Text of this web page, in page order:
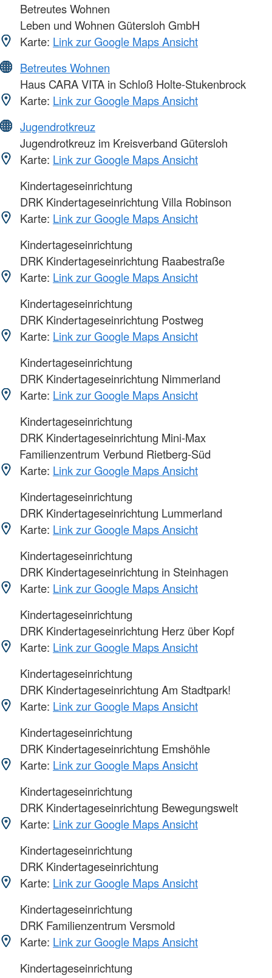
Betreutes Wohnen
Leben und Wohnen Gütersloh GmbH
Karte: Link zur Google Maps Ansicht
Betreutes Wohnen
Haus CARA VITA in Schloß Holte-Stukenbrock
Karte: Link zur Google Maps Ansicht
Jugendrotkreuz
Jugendrotkreuz im Kreisverband Gütersloh
Karte: Link zur Google Maps Ansicht
Kindertageseinrichtung
DRK Kindertageseinrichtung Villa Robinson
Karte: Link zur Google Maps Ansicht
Kindertageseinrichtung
DRK Kindertageseinrichtung Raabestraße
Karte: Link zur Google Maps Ansicht
Kindertageseinrichtung
DRK Kindertageseinrichtung Postweg
Karte: Link zur Google Maps Ansicht
Kindertageseinrichtung
DRK Kindertageseinrichtung Nimmerland
Karte: Link zur Google Maps Ansicht
Kindertageseinrichtung
DRK Kindertageseinrichtung Mini-Max
Familienzentrum Verbund Rietberg-Süd
Karte: Link zur Google Maps Ansicht
Kindertageseinrichtung
DRK Kindertageseinrichtung Lummerland
Karte: Link zur Google Maps Ansicht
Kindertageseinrichtung
DRK Kindertageseinrichtung in Steinhagen
Karte: Link zur Google Maps Ansicht
Kindertageseinrichtung
DRK Kindertageseinrichtung Herz über Kopf
Karte: Link zur Google Maps Ansicht
Kindertageseinrichtung
DRK Kindertageseinrichtung Am Stadtpark!
Karte: Link zur Google Maps Ansicht
Kindertageseinrichtung
DRK Kindertageseinrichtung Emshöhle
Karte: Link zur Google Maps Ansicht
Kindertageseinrichtung
DRK Kindertageseinrichtung Bewegungswelt
Karte: Link zur Google Maps Ansicht
Kindertageseinrichtung
DRK Kindertageseinrichtung
Karte: Link zur Google Maps Ansicht
Kindertageseinrichtung
DRK Familienzentrum Versmold
Karte: Link zur Google Maps Ansicht
Kindertageseinrichtung